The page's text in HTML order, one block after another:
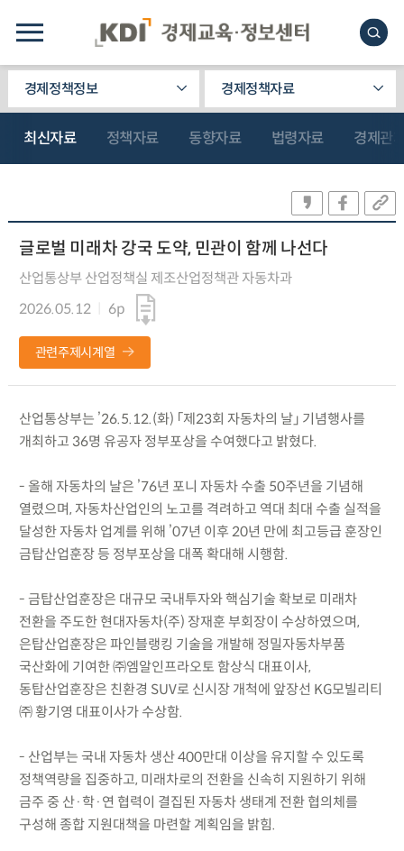
경제정책정보 경제정책자료
최신자료 정책자료 동향자료 법령자료 경제관
글로벌 미래차 강국 도약, 민관이 함께 나선다
산업통상부 산업정책실 제조산업정책관 자동차과
2026.05.12
6p
관련주제시계열
산업통상부는 ’26.5.12.(화) 「제23회 자동차의 날」 기념행사를
개최하고 36명 유공자 정부포상을 수여했다고 밝혔다.
- 올해 자동차의 날은 ’76년 포니 자동차 수출 50주년을 기념해
열렸으며, 자동차산업인의 노고를 격려하고 역대 최대 수출 실적을
달성한 자동차 업계를 위해 ’07년 이후 20년 만에 최고등급 훈장인
금탑산업훈장 등 정부포상을 대폭 확대해 시행함.
- 금탑산업훈장은 대규모 국내투자와 핵심기술 확보로 미래차
전환을 주도한 현대자동차(주) 장재훈 부회장이 수상하였으며,
은탑산업훈장은 파인블랭킹 기술을 개발해 정밀자동차부품
국산화에 기여한 ㈜엠알인프라오토 함상식 대표이사,
동탑산업훈장은 친환경 SUV로 신시장 개척에 앞장선 KG모빌리티
㈜ 황기영 대표이사가 수상함.
- 산업부는 국내 자동차 생산 400만대 이상을 유지할 수 있도록
정책역량을 집중하고, 미래차로의 전환을 신속히 지원하기 위해
금주 중 산·학·연 협력이 결집된 자동차 생태계 전환 협의체를
구성해 종합 지원대책을 마련할 계획임을 밝힘.